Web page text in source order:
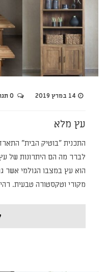
14 במרץ 2019
עץ מלא
התכנית "בוטיק הבית"
לברר מה הם היתרונות של
הוא עץ במצבו הגולמי אשר
מקורי וטקסטורה טבעית.